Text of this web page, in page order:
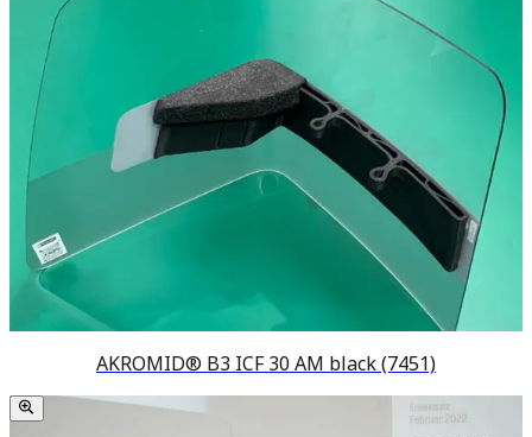
AKROMID® B3 ICF 30 AM black (7451)